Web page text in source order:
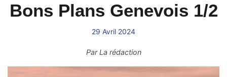
Bons Plans Genevois 1/2
29 Avril 2024
ParLa rédaction